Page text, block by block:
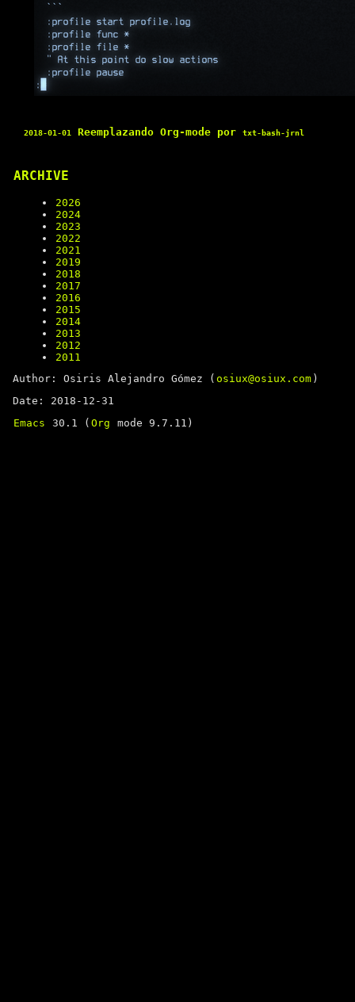
2018-01-01 Reemplazando Org-modepor txt-bash-jrnl
ARCHIVE
2026
2024
2023
2022
2021
2019
2018
2017
2016
2015
2014
2013
2012
2011
Author: Osiris Alejandro Gómez ( osiux@osiux.com )
Date: 2018-12-31
Emacs
30.1 ( Org mode 9.7.11)